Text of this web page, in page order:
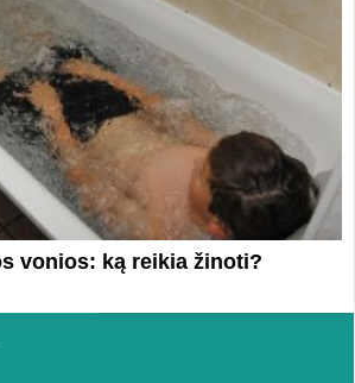
vonios: ką reikia žinoti?